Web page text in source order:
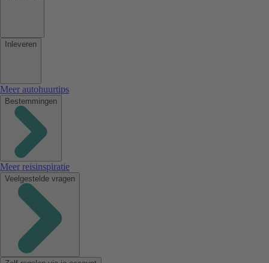
Inleveren
Meer autohuurtips
Bestemmingen
Meer reisinspiratie
Veelgestelde vragen